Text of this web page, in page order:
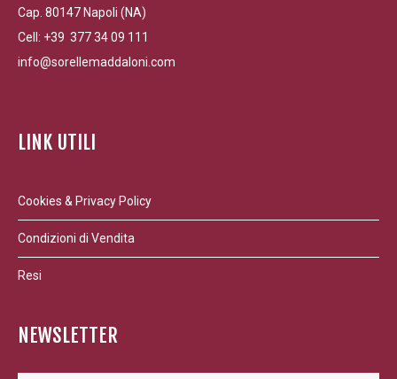
Cap. 80147 Napoli (NA)
Cell: +39 377 34 09 111
info@sorellemaddaloni.com
LINK UTILI
Cookies & Privacy Policy
Condizioni di Vendita
Resi
NEWSLETTER